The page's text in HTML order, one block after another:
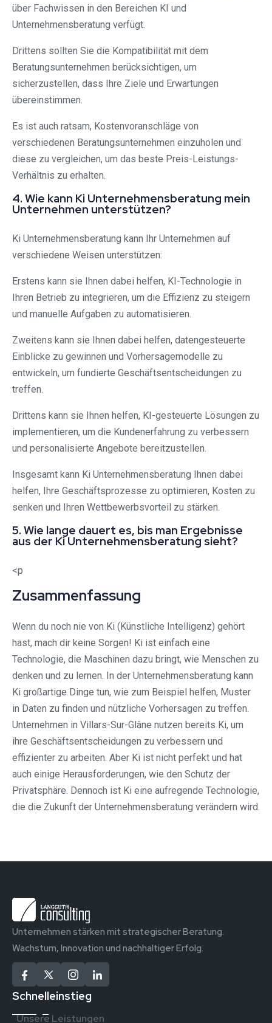
über Fachwissen in den Bereichen KI und
Unternehmensberatung verfügt.
Drittens sollten Sie die Kompatibilität mit dem
Beratungsunternehmen berücksichtigen, um
sicherzustellen, dass Ihre Ziele und Erwartungen
übereinstimmen.
Es ist auch ratsam, Kostenvoranschläge von
verschiedenen Beratungsunternehmen einzuholen und
diese zu vergleichen, um das beste Preis-Leistungs-
Verhältnis zu erhalten.
4. Wie kann Ki Unternehmensberatung mein
Unternehmen unterstützen?
Ki Unternehmensberatung kann Ihr Unternehmen auf
verschiedene Weisen unterstützen:
Erstens kann sie Ihnen dabei helfen, KI-Technologie in
Ihren Betrieb zu integrieren, um die Effizienz zu steigern
und manuelle Aufgaben zu automatisieren.
Zweitens kann sie Ihnen dabei helfen, datengesteuerte
Einblicke zu gewinnen und Vorhersagemodelle zu
entwickeln, um fundierte Geschäftsentscheidungen zu
treffen.
Drittens kann sie Ihnen helfen, KI-gesteuerte Lösungen zu
implementieren, um die Kundenerfahrung zu verbessern
und personalisierte Angebote bereitzustellen.
Insgesamt kann Ki Unternehmensberatung Ihnen dabei
helfen, Ihre Geschäftsprozesse zu optimieren, Kosten zu
senken und Ihren Wettbewerbsvorteil zu stärken.
5. Wie lange dauert es, bis man Ergebnisse
aus der Ki Unternehmensberatung sieht?
<p
Zusammenfassung
Wenn du noch nie von Ki (Künstliche Intelligenz) gehört
hast, mach dir keine Sorgen! Ki ist einfach eine
Technologie, die Maschinen dazu bringt, wie Menschen zu
denken und zu lernen. In der Unternehmensberatung kann
Ki großartige Dinge tun, wie zum Beispiel helfen, Muster
in Daten zu finden und nützliche Vorhersagen zu treffen.
Unternehmen in Villars-Sur-Glâne nutzen bereits Ki, um
ihre Geschäftsentscheidungen zu verbessern und
effizienter zu arbeiten. Aber Ki ist nicht perfekt und hat
auch einige Herausforderungen, wie den Schutz der
Privatsphäre. Dennoch ist Ki eine aufregende Technologie,
die die Zukunft der Unternehmensberatung verändern wird.
Unternehmen stärken mit strategischer Beratung.
Wachstum, Innovation und nachhaltiger Erfolg.
Schnelleinstieg
Unsere Leistungen